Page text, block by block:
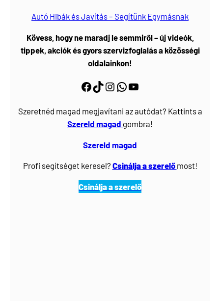
Autó Hibák és Javítás – Segítünk Egymásnak
Kövess, hogy ne maradj le semmiről – új videók,
tippek, akciók és gyors szervizfoglalás a közösségi
oldalainkon!
Facebook https://www.tiktok.com/@myautoszerviz.hu https://www.instagram.com/myautoszerviz.hu/ wa.me/36202877611 YouTube
Szeretnéd magad megjavítani az autódat? Kattints a
Szereld magad gombra!
Szereld magad
Profi segítséget keresel? Csinálja a szerelő most!
Csinálja a szerelő